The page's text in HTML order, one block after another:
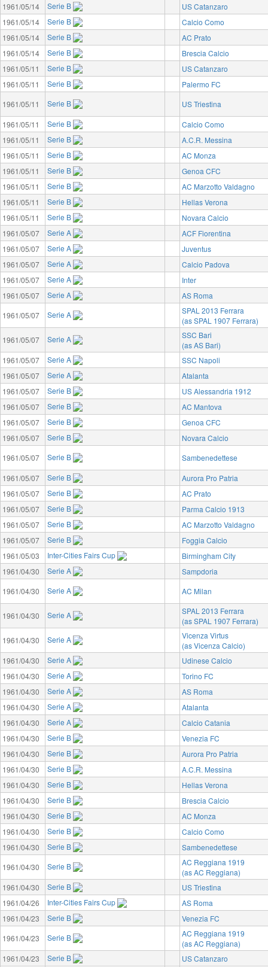
1961/05/14 Serie B
US Catanzaro
1961/05/14
Serie B
Calcio Como
1961/05/14
Serie B
AC Prato
1961/05/14
Serie B
Brescia Calcio
1961/05/11
Serie B
US Catanzaro
1961/05/11
Serie B
Palermo FC
1961/05/11
Serie B
US Triestina
1961/05/11
Serie B
Calcio Como
1961/05/11
Serie B
A.C.R. Messina
1961/05/11
Serie B
AC Monza
1961/05/11
Serie B
Genoa CFC
1961/05/11
Serie B
AC Marzotto Valdagno
1961/05/11
Serie B
Hellas Verona
1961/05/11
Serie B
Novara Calcio
1961/05/07
Serie A
ACF Fiorentina
1961/05/07
Serie A
Juventus
1961/05/07
Serie A
Calcio Padova
1961/05/07
Serie A
Inter
1961/05/07
Serie A
AS Roma
1961/05/07
Serie A
SPAL 2013 Ferrara
(as SPAL 1907 Ferrara)
1961/05/07
Serie A
SSC Bari
(as AS Bari)
1961/05/07
Serie A
SSC Napoli
1961/05/07
Serie A
Atalanta
1961/05/07
Serie B
US Alessandria 1912
1961/05/07
Serie B
AC Mantova
1961/05/07
Serie B
Genoa CFC
1961/05/07
Serie B
Novara Calcio
1961/05/07
Serie B
Sambenedettese
1961/05/07
Serie B
Aurora Pro Patria
1961/05/07
Serie B
AC Prato
1961/05/07
Serie B
Parma Calcio 1913
1961/05/07
Serie B
AC Marzotto Valdagno
1961/05/07
Serie B
Foggia Calcio
1961/05/03
Inter-Cities Fairs Cup
Birmingham City
1961/04/30
Serie A
Sampdoria
1961/04/30
Serie A AC Milan
1961/04/30 Serie A
SPAL 2013 Ferrara
(as SPAL 1907 Ferrara)
1961/04/30
Serie A
Vicenza Virtus
(as Vicenza Calcio)
1961/04/30
Serie A
Udinese Calcio
1961/04/30
Serie A
Torino FC
1961/04/30
Serie A
AS Roma
1961/04/30
Serie A
Atalanta
1961/04/30
Serie A
Calcio Catania
1961/04/30
Serie B
Venezia FC
1961/04/30
Serie B
Aurora Pro Patria
1961/04/30
Serie B
A.C.R. Messina
1961/04/30
Serie B
Hellas Verona
1961/04/30
Serie B
Brescia Calcio
1961/04/30
Serie B
AC Monza
1961/04/30
Serie B
Calcio Como
1961/04/30
Serie B
Sambenedettese
1961/04/30
Serie B
AC Reggiana 1919
(as AC Reggiana)
1961/04/30
Serie B
US Triestina
1961/04/26
Inter-Cities Fairs Cup
AS Roma
1961/04/23
Serie B
Venezia FC
1961/04/23
Serie B
AC Reggiana 1919
(as AC Reggiana)
1961/04/23
Serie B
US Catanzaro